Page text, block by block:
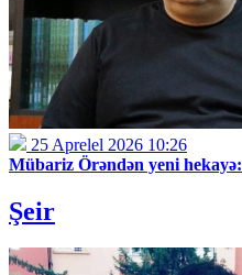
25 Aprelel 2026 10:26
Mübariz Örəndən yeni hekayə:
Şeir